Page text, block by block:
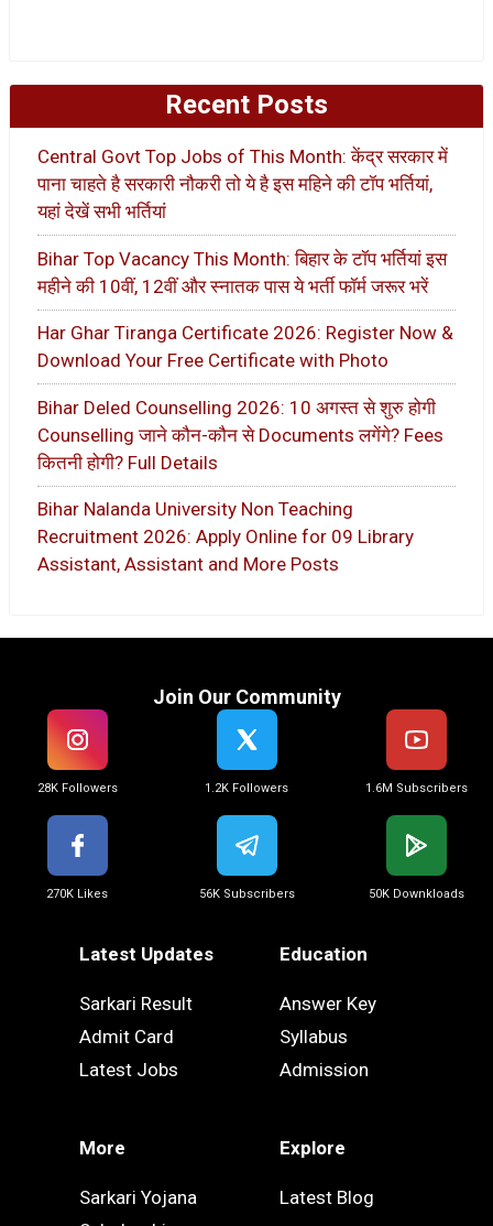
Recent Posts
Central Govt Top Jobs of This Month: केंद्र सरकार में
पाना चाहते है सरकारी नौकरी तो ये है इस महिने की टॉप भर्तियां,
यहां देखें सभी भर्तियां
Bihar Top Vacancy This Month: बिहार के टॉप भर्तियां इस
महीने की 10वीं, 12वीं और स्नातक पास ये भर्ती फॉर्म जरूर भरें
Har Ghar Tiranga Certificate 2026: Register Now &
Download Your Free Certificate with Photo
Bihar Deled Counselling 2026: 10 अगस्त से शुरु होगी
Counselling जाने कौन-कौन से Documents लगेंगे? Fees
कितनी होगी? Full Details
Bihar Nalanda University Non Teaching
Recruitment 2026: Apply Online for 09 Library
Assistant, Assistant and More Posts
Join Our Community
28K Followers 1.2K Followers 1.6M Subscribers
270K Likes 56K Subscribers 50K Downkloads
Latest Updates
Sarkari Result
Admit Card
Latest Jobs
Education
Answer Key
Syllabus
Admission
More
Sarkari Yojana
Explore
Latest Blog